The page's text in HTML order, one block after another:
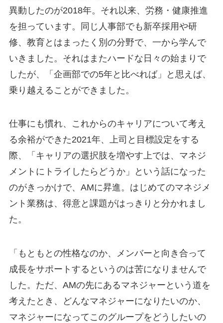
異動したのが2018年。それ以来、労務・健康推進
を担っています。同じ人事部でも新卒採用や研
修、教育とはまったく別の分野で、一から学んで
いきました。それはまたハードな日々の始まりで
したが、「企画部での5年と比べれば」と思えば、
乗り越えることができました。
仕事にも慣れ、これからのキャリアについて考え
る余裕ができた2021年、上司と目標設定をする
際、「キャリアの選択肢を増やす上では、マネジ
メントにトライしたらどうか」という話になった
のがきっかけで、AMに昇進。はじめてのマネジメ
ント業務は、得意と課題がはっきりと分かれまし
た。
「もともとの性格なのか、メンバーと向き合って
成長をサポートするというのは苦になりませんで
した。ただ、AMの先にあるマネジャーという道を
考えたとき、どんなマネジャーになりたいのか、
マネジャーになってこのグループをどうしたいの